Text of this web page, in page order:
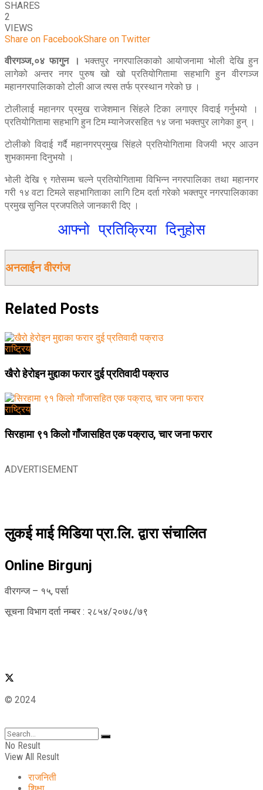
SHARES
2
VIEWS
Share on FacebookShare on Twitter
वीरगञ्ज,०४ फागुन । भक्तपुर नगरपालिकाको आयोजनामा भोली देखि हुन
लागेको अन्तर नगर पुरुष खो खो प्रतियोगितामा सहभागि हुन वीरगञ्ज
महानगरपालिकाको टोली आज त्यस तर्फ प्रस्थान गरेको छ ।
टोलीलाई महानगर प्रमुख राजेशमान सिंहले टिका लगाएर विदाई गर्नुभयो ।
प्रतियोगितामा सहभागि हुन टिम म्यानेजरसहित १४ जना भक्तपुर लागेका हुन् ।
टोलीको विदाई गर्दै महानगरप्रमुख सिंहले प्रतियोगितामा विजयी भएर आउन
शुभकामना दिनुभयो ।
भोली देखि ९ गतेसम्म चल्ने प्रतियोगितामा विभिन्न नगरपालिका तथा महानगर
गरी १४ वटा टिमले सहभागिताका लागि टिम दर्ता गरेको भक्तपुर नगरपालिकाका
प्रमुख सुनिल प्रजपतिले जानकारी दिए ।
आफ्नो प्रतिक्रिया दिनुहोस
अनलाईन वीरगंज
Related Posts
राष्ट्रिय
खैरो हेरोइन मुद्दाका फरार दुई प्रतिवादी पक्राउ
राष्ट्रिय
सिरहामा ९१ किलो गाँजासहित एक पक्राउ, चार जना फरार
ADVERTISEMENT
लुकई माई मिडिया प्रा.लि. द्वारा संचालित
Online Birgunj
वीरगन्ज – १५, पर्सा
सूचना विभाग दर्ता नम्बर : २८५४/२०७८/७९
© 2024
No Result
View All Result
राजनिती